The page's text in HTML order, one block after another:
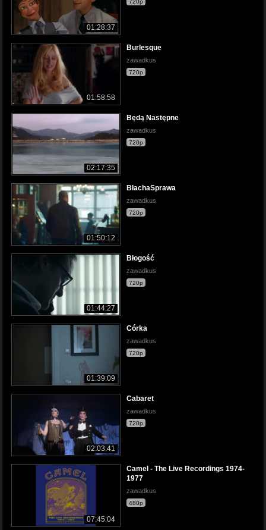
01:28:37
720p
01:58:58
Burlesque
zawadkus
720p
02:17:35
Będą Następne
zawadkus
720p
01:50:12
BłachaSprawa
zawadkus
720p
01:44:27
Błogość
zawadkus
720p
01:39:09
Córka
zawadkus
720p
02:03:41
Cabaret
zawadkus
720p
07:45:04
Camel - The Live Recordings 1974-
1977
zawadkus
480p